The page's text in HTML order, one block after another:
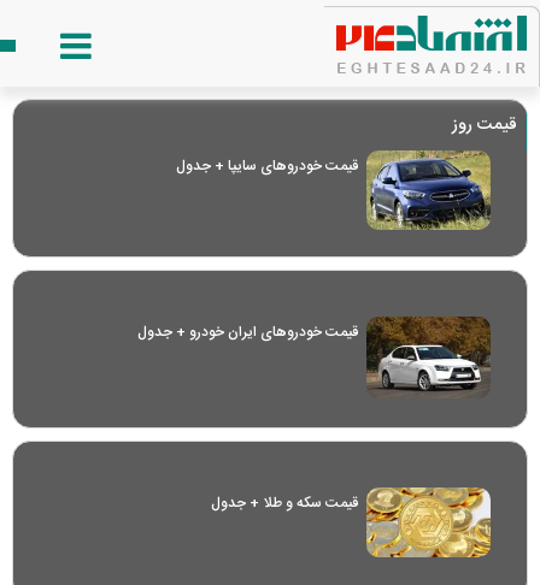
قیمت روز
قیمت خودرو‌های سایپا + جدول
قیمت خودرو‌های ایران خودرو + جدول
قیمت سکه و طلا + جدول